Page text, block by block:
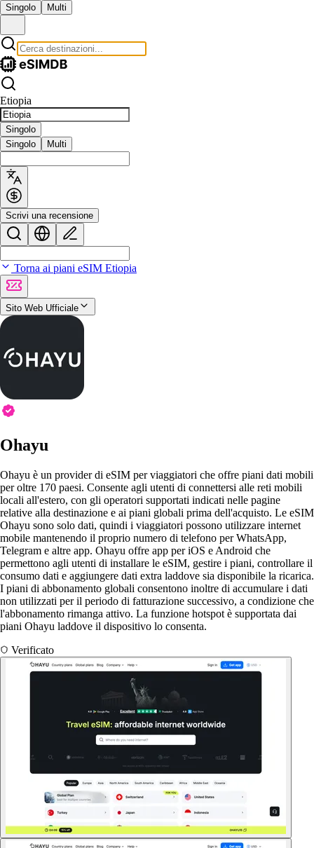
Singolo Multi
Etiopia
Singolo
Singolo
Multi
Scrivi una recensione
Torna ai piani eSIM Etiopia
Sito Web Ufficiale
Ohayu
Ohayu è un provider di eSIM per viaggiatori che offre piani dati mobili
per oltre 170 paesi. Consente agli utenti di connettersi alle reti mobili
locali all'estero, con gli operatori supportati indicati nelle pagine
relative alla destinazione e ai piani globali prima dell'acquisto. Le eSIM
Ohayu sono solo dati, quindi i viaggiatori possono utilizzare internet
mobile mantenendo il proprio numero di telefono per WhatsApp,
Telegram e altre app. Ohayu offre app per iOS e Android che
permettono agli utenti di installare le eSIM, gestire i piani, controllare il
consumo dati e aggiungere dati extra laddove sia disponibile la ricarica.
I piani di abbonamento globali consentono inoltre di accumulare i dati
non utilizzati per il periodo di fatturazione successivo, a condizione che
l'abbonamento rimanga attivo. La funzione hotspot è supportata dai
piani Ohayu laddove il dispositivo lo consenta.
Verificato